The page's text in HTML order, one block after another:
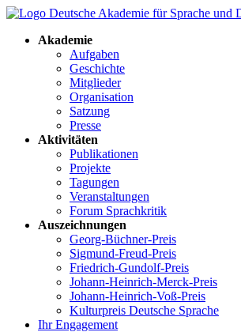
Akademie
Aufgaben
Geschichte
Mitglieder
Organisation
Satzung
Presse
Aktivitäten
Publikationen
Projekte
Tagungen
Veranstaltungen
Forum Sprachkritik
Auszeichnungen
Georg-Büchner-Preis
Sigmund-Freud-Preis
Friedrich-Gundolf-Preis
Johann-Heinrich-Merck-Preis
Johann-Heinrich-Voß-Preis
Kulturpreis Deutsche Sprache
Ihr Engagement